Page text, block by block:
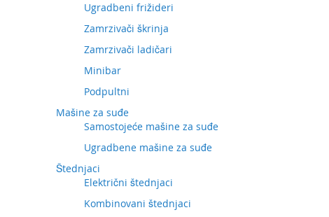
Ugradbeni frižideri
Zamrzivači škrinja
Zamrzivači ladičari
Minibar
Podpultni
Mašine za suđe
Samostojeće mašine za suđe
Ugradbene mašine za suđe
Štednjaci
Električni štednjaci
Kombinovani štednjaci